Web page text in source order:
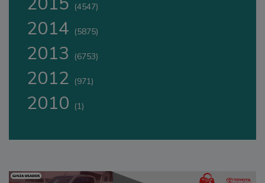
(4547)
2014 (5875)
2013 (6753)
2012 (971)
2010 (1)